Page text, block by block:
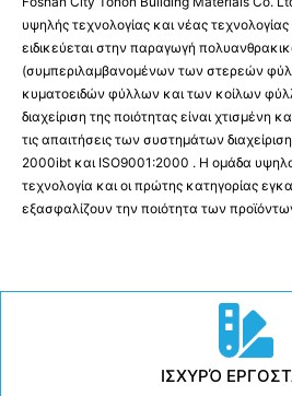
υψηλής τεχνολογίας και νέας
ειδικεύεται στην παραγωγή
(συμπεριλαμβανομένων των στερεών
κυματοειδών φύλλων και των κοίλων
διαχείριση της ποιότητας είναι χτισμένη
τις απαιτήσεις των συστημάτων
2000ibt και ISO9001:2000 . Η ομάδα
τεχνολογία και οι πρώτης κατηγορίας
εξασφαλίζουν την ποιότητα των
ΙΣΧΥΡΌ